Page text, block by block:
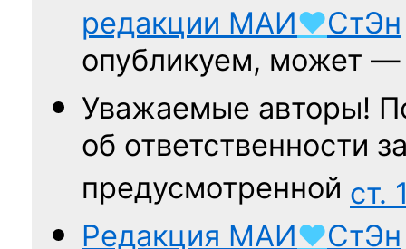
редакции МАИ♥СтЭн
опубликуем, может
Уважаемые авторы!
об ответственности
предусмотренной ст.
Редакция МАИ♥СтЭн